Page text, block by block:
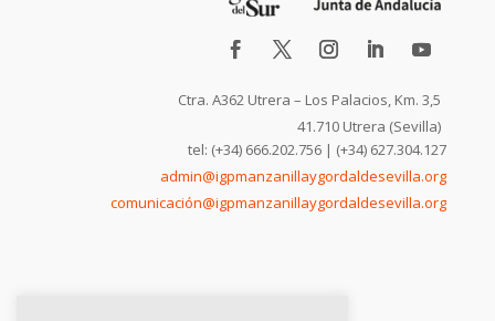
Ctra. A362 Utrera – Los Palacios, Km. 3,5
41.710 Utrera (Sevilla)
tel: (+34) 666.202.756 | (+34) 627.304.127
admin@igpmanzanillaygordaldesevilla.org
comunicación@igpmanzanillaygordaldesevilla.org